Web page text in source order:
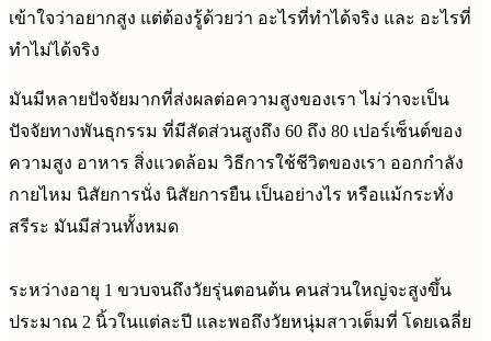
เข้าใจว่าอยากสูง แต่ต้องรู้ด้วยว่า อะไรที่ทำได้จริง และ อะไรที่
ทำไม่ได้จริง
มันมีหลายปัจจัยมากที่ส่งผลต่อความสูงของเรา ไม่ว่าจะเป็น
ปัจจัยทางพันธุกรรม ที่มีสัดส่วนสูงถึง 60 ถึง 80 เปอร์เซ็นต์ของ
ความสูง อาหาร สิ่งแวดล้อม วิธีการใช้ชีวิตของเรา ออกกำลัง
กายไหม นิสัยการนั่ง นิสัยการยืน เป็นอย่างไร หรือแม้กระทั่ง
สรีระ มันมีส่วนทั้งหมด
ระหว่างอายุ 1 ขวบจนถึงวัยรุ่นตอนต้น คนส่วนใหญ่จะสูงขึ้น
ประมาณ 2 นิ้วในแต่ละปี และพอถึงวัยหนุ่มสาวเต็มที่ โดยเฉลี่ย